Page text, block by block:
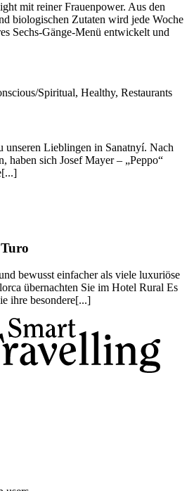
mit reiner Frauenpower. Aus den
biologischen Zutaten wird jede Woche
Sechs-Gänge-Menü entwickelt und
Spiritual, Healthy, Restaurants
unseren Lieblingen in Sanatnyí. Nach
haben sich Josef Mayer – „Peppo“
bewusst einfacher als viele luxuriöse
übernachten Sie im Hotel Rural Es
ihre besondere[...]